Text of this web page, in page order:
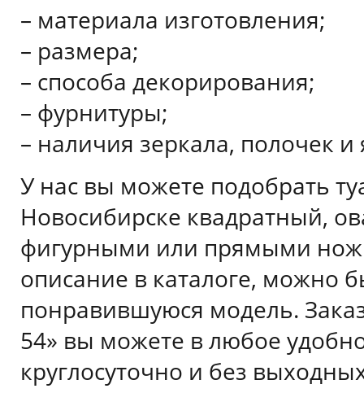
– материала изготовления;
– размера;
– способа декорирования;
– фурнитуры;
– наличия зеркала, полочек
У нас вы можете подобрать
Новосибирске квадратный,
фигурными или прямыми
описание в каталоге, можно
понравившуюся модель.
54» вы можете в любое
круглосуточно и без